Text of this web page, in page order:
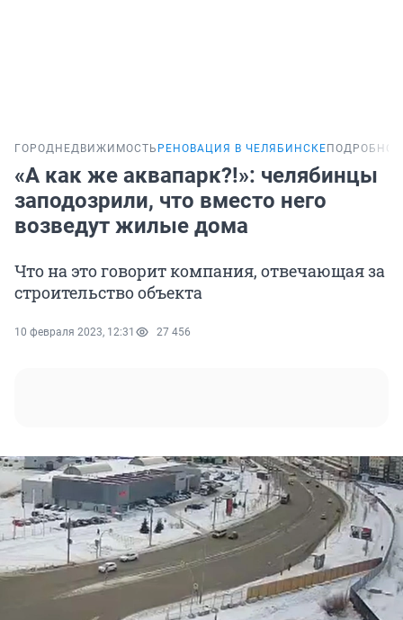
ГОРОД НЕДВИЖИМОСТЬ РЕНОВАЦИЯ В ЧЕЛЯБИНСКЕ
«А как же аквапарк?!»: челябинцы
заподозрили, что вместо него
возведут жилые дома
Что на это говорит компания, отвечающая за
строительство объекта
10 февраля 2023, 12:31 27 456